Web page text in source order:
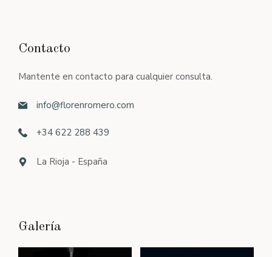
Contacto
Mantente en contacto para cualquier consulta.
info@florenromero.com
+34 622 288 439
La Rioja - España
Galería